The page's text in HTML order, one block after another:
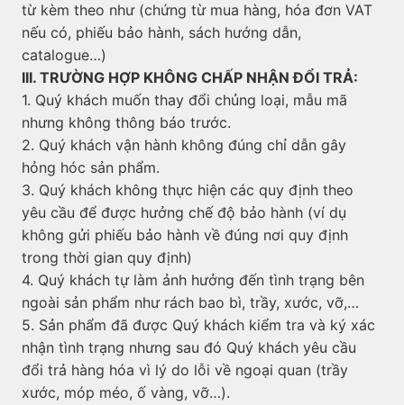
từ kèm theo như (chứng từ mua hàng, hóa đơn VAT
nếu có, phiếu bảo hành, sách hướng dẫn,
catalogue…)
III. TRƯỜNG HỢP KHÔNG CHẤP NHẬN ĐỔI TRẢ:
1. Quý khách muốn thay đổi chủng loại, mẫu mã
nhưng không thông báo trước.
2. Quý khách vận hành không đúng chỉ dẫn gây
hỏng hóc sản phẩm.
3. Quý khách không thực hiện các quy định theo
yêu cầu để được hưởng chế độ bảo hành (ví dụ
không gửi phiếu bảo hành về đúng nơi quy định
trong thời gian quy định)
4. Quý khách tự làm ảnh hưởng đến tình trạng bên
ngoài sản phẩm như rách bao bì, trầy, xước, vỡ,…
5. Sản phẩm đã được Quý khách kiểm tra và ký xác
nhận tình trạng nhưng sau đó Quý khách yêu cầu
đổi trả hàng hóa vì lý do lỗi về ngoại quan (trầy
xước, móp méo, ố vàng, vỡ…).